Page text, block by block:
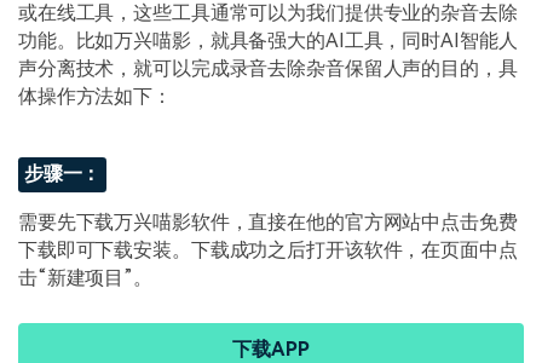
或在线工具，这些工具通常可以为我们提供专业的杂音去除
功能。比如万兴喵影，就具备强大的AI工具，同时AI智能人
声分离技术，就可以完成录音去除杂音保留人声的目的，具
体操作方法如下：
步骤一：
需要先下载万兴喵影软件，直接在他的官方网站中点击免费
下载即可下载安装。下载成功之后打开该软件，在页面中点
击“新建项目”。
下载APP